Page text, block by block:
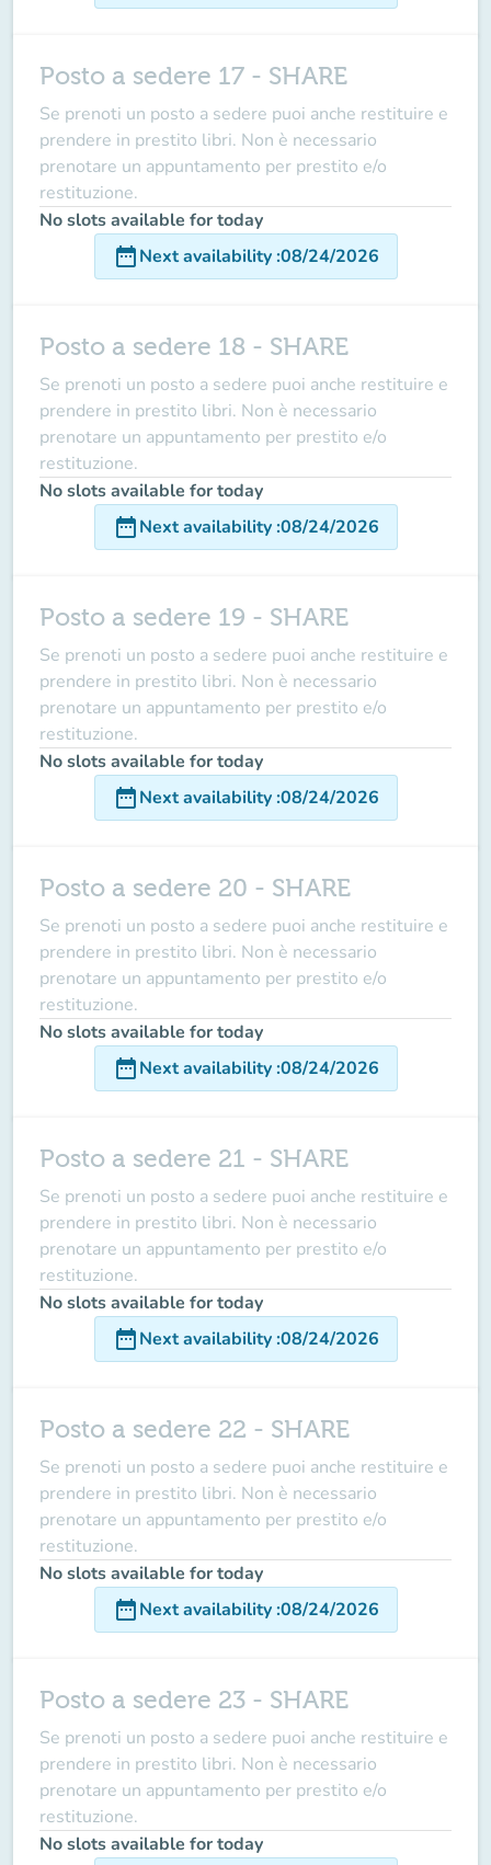
Posto a sedere 17 - SHARE
Se prenoti un posto a sedere puoi anche restituire e
prendere in prestito libri. Non è necessario
prenotare un appuntamento per prestito e/o
restituzione.
No slots available for today
date_rangeNext availability:08/24/2026
Posto a sedere 18 - SHARE
Se prenoti un posto a sedere puoi anche restituire e
prendere in prestito libri. Non è necessario
prenotare un appuntamento per prestito e/o
restituzione.
No slots available for today
date_rangeNext availability:08/24/2026
Posto a sedere 19 - SHARE
Se prenoti un posto a sedere puoi anche restituire e
prendere in prestito libri. Non è necessario
prenotare un appuntamento per prestito e/o
restituzione.
No slots available for today
date_rangeNext availability:08/24/2026
Posto a sedere 20 - SHARE
Se prenoti un posto a sedere puoi anche restituire e
prendere in prestito libri. Non è necessario
prenotare un appuntamento per prestito e/o
restituzione.
No slots available for today
date_rangeNext availability:08/24/2026
Posto a sedere 21 - SHARE
Se prenoti un posto a sedere puoi anche restituire e
prendere in prestito libri. Non è necessario
prenotare un appuntamento per prestito e/o
restituzione.
No slots available for today
date_rangeNext availability:08/24/2026
Posto a sedere 22 - SHARE
Se prenoti un posto a sedere puoi anche restituire e
prendere in prestito libri. Non è necessario
prenotare un appuntamento per prestito e/o
restituzione.
No slots available for today
date_rangeNext availability:08/24/2026
Posto a sedere 23 - SHARE
Se prenoti un posto a sedere puoi anche restituire e
prendere in prestito libri. Non è necessario
prenotare un appuntamento per prestito e/o
restituzione.
No slots available for today